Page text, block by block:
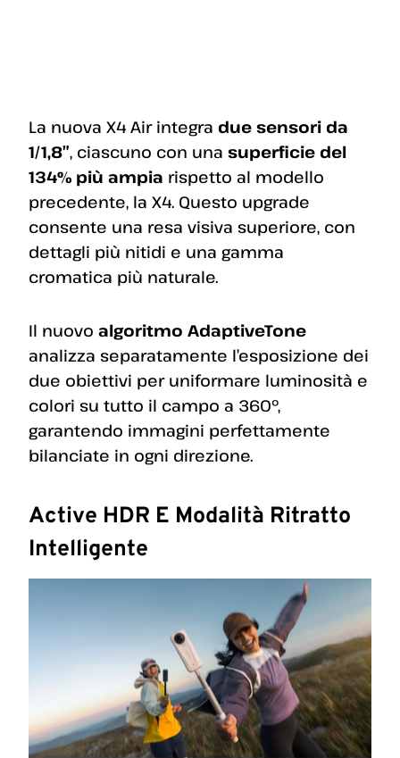
La nuova X4 Air integra due sensori da
1/1,8″, ciascuno con una superficie del
134% più ampia rispetto al modello
precedente, la X4. Questo upgrade
consente una resa visiva superiore, con
dettagli più nitidi e una gamma
cromatica più naturale.
Il nuovo algoritmo AdaptiveTone
analizza separatamente l’esposizione dei
due obiettivi per uniformare luminosità e
colori su tutto il campo a 360°,
garantendo immagini perfettamente
bilanciate in ogni direzione.
Active HDR E Modalità Ritratto
Intelligente